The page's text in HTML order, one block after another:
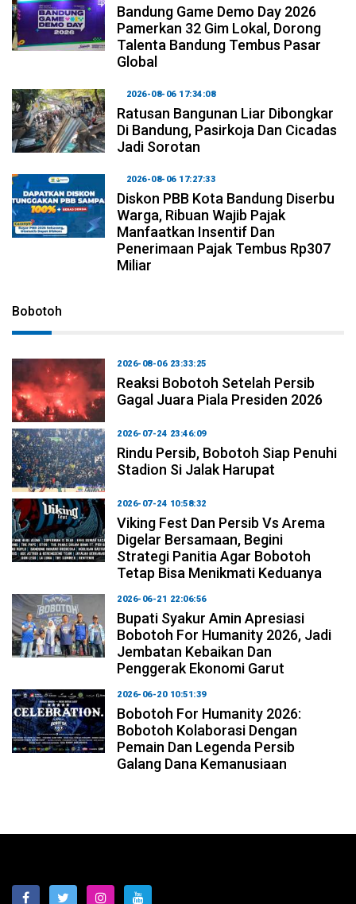
Bandung Game Demo Day 2026
Pamerkan 32 Gim Lokal, Dorong
Talenta Bandung Tembus Pasar
Global
2026-08-06 17:34:08
Ratusan Bangunan Liar Dibongkar
Di Bandung, Pasirkoja Dan Cicadas
Jadi Sorotan
2026-08-06 17:27:33
Diskon PBB Kota Bandung Diserbu
Warga, Ribuan Wajib Pajak
Manfaatkan Insentif Dan
Penerimaan Pajak Tembus Rp307
Miliar
Bobotoh
2026-08-06 23:33:25
Reaksi Bobotoh Setelah Persib
Gagal Juara Piala Presiden 2026
2026-07-24 23:46:09
Rindu Persib, Bobotoh Siap Penuhi
Stadion Si Jalak Harupat
2026-07-24 10:58:32
Viking Fest Dan Persib Vs Arema
Digelar Bersamaan, Begini
Strategi Panitia Agar Bobotoh
Tetap Bisa Menikmati Keduanya
2026-06-21 22:06:56
Bupati Syakur Amin Apresiasi
Bobotoh For Humanity 2026, Jadi
Jembatan Kebaikan Dan
Penggerak Ekonomi Garut
2026-06-20 10:51:39
Bobotoh For Humanity 2026:
Bobotoh Kolaborasi Dengan
Pemain Dan Legenda Persib
Galang Dana Kemanusiaan